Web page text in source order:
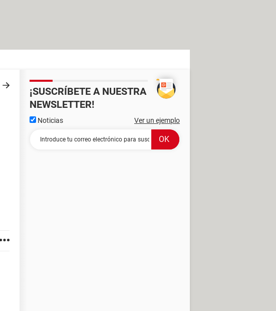
¡SUSCRÍBETE A NUESTRA
NEWSLETTER!
Noticias Ver un ejemplo